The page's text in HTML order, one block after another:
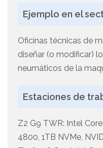
Ejemplo en el
Oficinas técnicas de
diseñar (o modificar)
neumáticos de la
Estaciones de
Z2 G9 TWR: Intel
4800, 1TB NVMe,